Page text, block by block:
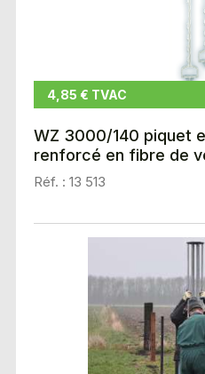
4,85 € TVAC
WZ 3000/140 piquet
renforcé en fibre de
Réf. : 13 513